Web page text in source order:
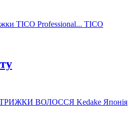
TICO Professional... TICO
ВОЛОССЯ Kedake Японія